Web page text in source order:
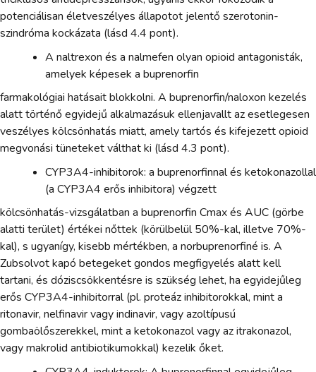
potenciálisan életveszélyes állapotot jelentő szerotonin-
szindróma kockázata (lásd 4.4 pont).
A naltrexon és a nalmefen olyan opioid antagonisták,
amelyek képesek a buprenorfin
farmakológiai hatásait blokkolni. A buprenorfin/naloxon kezelés
alatt történő egyidejű alkalmazásuk ellenjavallt az esetlegesen
veszélyes kölcsönhatás miatt, amely tartós és kifejezett opioid
megvonási tüneteket válthat ki (lásd 4.3 pont).
CYP3A4-inhibitorok: a buprenorfinnal és ketokonazollal
(a CYP3A4 erős inhibitora) végzett
kölcsönhatás-vizsgálatban a buprenorfin Cmax és AUC (görbe
alatti terület) értékei nőttek (körülbelül 50%-kal, illetve 70%-
kal), s ugyanígy, kisebb mértékben, a norbuprenorfiné is. A
Zubsolvot kapó betegeket gondos megfigyelés alatt kell
tartani, és dóziscsökkentésre is szükség lehet, ha egyidejűleg
erős CYP3A4-inhibitorral (pl. proteáz inhibitorokkal, mint a
ritonavir, nelfinavir vagy indinavir, vagy azoltípusú
gombaölőszerekkel, mint a ketokonazol vagy az itrakonazol,
vagy makrolid antibiotikumokkal) kezelik őket.